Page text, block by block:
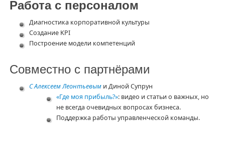
Работа с персоналом
Диагностика корпоративной культуры
Создание KPI
Построение модели компетенций
Совместно с партнёрами
С Алексеем Леонтьевыми Диной Супрун
«Где моя прибыль?»: видео и статьи о важных, но
не всегда очевидных вопросах бизнеса.
Поддержка работы управленческой команды.